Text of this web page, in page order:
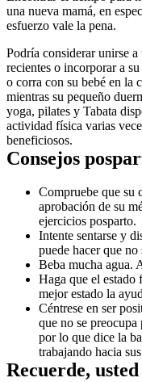
una nueva mamá, en
esfuerzo vale la pena.
Podría considerar unirse a
recientes o incorporar a
o corra con su bebé en la
mientras su pequeño
yoga, pilates y Tabata
actividad física varias
beneficiosos.
Consejos
Compruebe que su
aprobación de su
ejercicios posparto.
Intente sentarse y
puede hacer que
Beba mucha agua.
Haga que el estado
mejor estado la
Céntrese en ser
que no se
por lo que dice la
trabajando hacia
Recuerde,